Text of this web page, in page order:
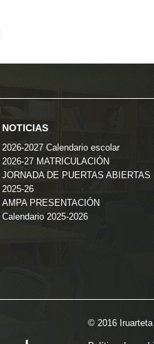
NOTICIAS
2026-2027 Calendario escolar
2026-27 MATRICULACIÓN
JORNADA DE PUERTAS ABIERTAS
2025-26
AMPA PRESENTACIÓN
Calendario 2025-2026
© 2016